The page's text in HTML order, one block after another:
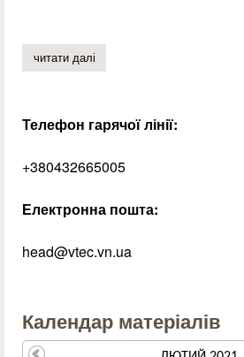
читати далі
Телефон гарячої лінії:
+380432665005
Електронна пошта:
head@vtec.vn.ua
Календар матеріалів